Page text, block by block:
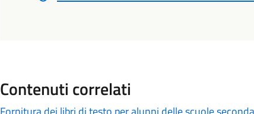
Contenuti correlati